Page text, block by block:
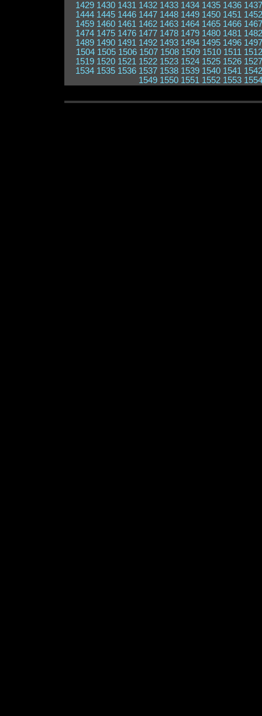
1429 1430 1431 1432 1433 1434 1435 1436 1437
1444 1445 1446 1447 1448 1449 1450 1451 1452
1459 1460 1461 1462 1463 1464 1465 1466 1467
1474 1475 1476 1477 1478 1479 1480 1481 1482
1489 1490 1491 1492 1493 1494 1495 1496 1497
1504 1505 1506 1507 1508 1509 1510 1511 1512
1519 1520 1521 1522 1523 1524 1525 1526 1527
1534 1535 1536 1537 1538 1539 1540 1541 1542
1549 1550 1551 1552 1553 1554